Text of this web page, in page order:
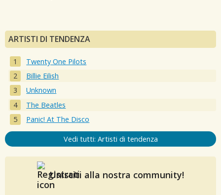
ARTISTI DI TENDENZA
Twenty One Pilots
Billie Eilish
Unknown
The Beatles
Panic! At The Disco
Vedi tutti: Artisti di tendenza
Unisciti alla nostra community!